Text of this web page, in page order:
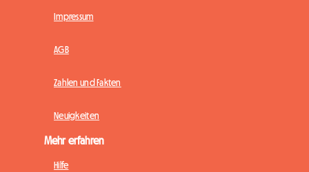
Impressum
AGB
Zahlen und Fakten
Neuigkeiten
Mehr erfahren
Hilfe